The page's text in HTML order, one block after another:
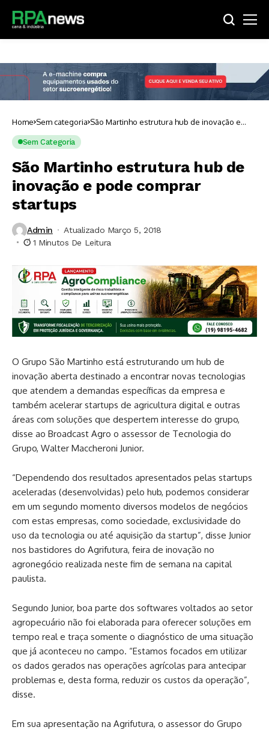
Home Sem categoria São Martinho estrutura hub de inovação e
Sem Categoria
São Martinho estrutura hub de
inovação e pode comprar
startups
Admin
Atualizado Março 5, 2018
1 Minutos De Leitura
O Grupo São Martinho está estruturando um hub de
inovação aberta destinado a encontrar novas tecnologias
que atendem a demandas específicas da empresa e
também acelerar startups de agricultura digital e outras
áreas com soluções que despertem interesse do grupo,
disse ao Broadcast Agro o assessor de Tecnologia do
Grupo, Walter Maccheroni Junior.
“Dependendo dos resultados apresentados pelas startups
aceleradas (desenvolvidas) pelo hub, podemos considerar
em um segundo momento diversos modelos de negócios
com estas empresas, como sociedade, exclusividade do
uso da tecnologia ou até aquisição da startup”, disse Junior
nos bastidores do Agrifutura, feira de inovação no
agronegócio realizada neste fim de semana na capital
paulista.
Segundo Junior, boa parte dos softwares voltados ao setor
agropecuário não foi elaborada para oferecer soluções em
tempo real e traça somente o diagnóstico de uma situação
que já aconteceu no campo. “Estamos focados em utilizar
os dados gerados nas operações agrícolas para antecipar
problemas e, desta forma, reduzir os custos da operação”,
disse.
Em sua apresentação na Agrifutura, o assessor do Grupo